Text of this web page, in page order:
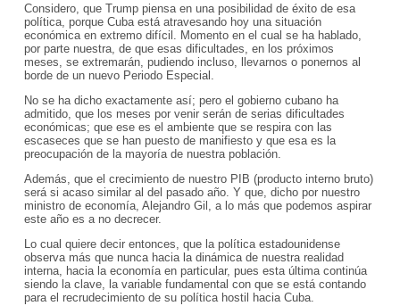
Considero, que Trump piensa en una posibilidad de éxito de esa
política, porque Cuba está atravesando hoy una situación
económica en extremo difícil. Momento en el cual se ha hablado,
por parte nuestra, de que esas dificultades, en los próximos
meses, se extremarán, pudiendo incluso, llevarnos o ponernos al
borde de un nuevo Periodo Especial.
No se ha dicho exactamente así; pero el gobierno cubano ha
admitido, que los meses por venir serán de serias dificultades
económicas; que ese es el ambiente que se respira con las
escaseces que se han puesto de manifiesto y que esa es la
preocupación de la mayoría de nuestra población.
Además, que el crecimiento de nuestro PIB (producto interno bruto)
será si acaso similar al del pasado año. Y que, dicho por nuestro
ministro de economía, Alejandro Gil, a lo más que podemos aspirar
este año es a no decrecer.
Lo cual quiere decir entonces, que la política estadounidense
observa más que nunca hacia la dinámica de nuestra realidad
interna, hacia la economía en particular, pues esta última continúa
siendo la clave, la variable fundamental con que se está contando
para el recrudecimiento de su política hostil hacia Cuba.